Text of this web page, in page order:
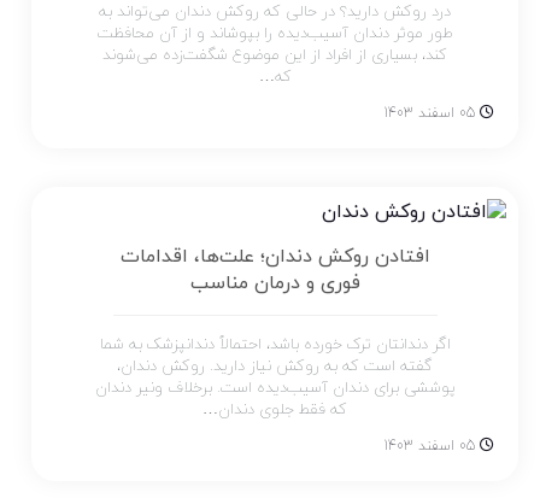
درد روکش دارید؟ در حالی که روکش دندان می‌تواند به
طور موثر دندان آسیب‌دیده را بپوشاند و از آن محافظت
کند، بسیاری از افراد از این موضوع شگفت‌زده می‌شوند
که…
05 اسفند 1403
افتادن روکش دندان؛ علت‌ها، اقدامات
فوری و درمان مناسب
اگر دندانتان ترک خورده باشد، احتمالاً دندانپزشک به شما
گفته است که به روکش نیاز دارید. روکش دندان،
پوششی برای دندان آسیب‌دیده است. برخلاف ونیر دندان
که فقط جلوی دندان…
05 اسفند 1403